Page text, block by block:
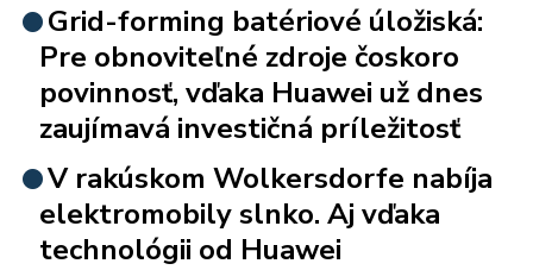
Grid-forming batériové úložiská:
Pre obnoviteľné zdroje čoskoro
povinnosť, vďaka Huawei už dnes
zaujímavá investičná príležitosť
V rakúskom Wolkersdorfe nabíja
elektromobily slnko. Aj vďaka
technológii od Huawei